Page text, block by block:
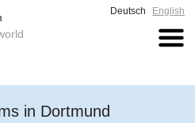
Deutsch English
in Dortmund